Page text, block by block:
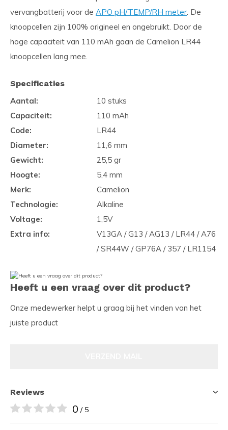
vervangbatterij voor de APO pH/TEMP/RH meter. De
knoopcellen zijn 100% origineel en ongebruikt. Door de
hoge capaciteit van 110 mAh gaan de Camelion LR44
knoopcellen lang mee.
Specificaties
Aantal:
10 stuks
Capaciteit:
110 mAh
Code:
LR44
Diameter:
11,6 mm
Gewicht:
25,5 gr
Hoogte:
5,4 mm
Merk:
Camelion
Technologie:
Alkaline
Voltage:
1,5V
Extra info:
V13GA / G13 / AG13 / LR44 / A76
/ SR44W / GP76A / 357 / LR1154
Heeft u een vraag over dit product?
Onze medewerker helpt u graag bij het vinden van het
juiste product
Reviews
0 / 5